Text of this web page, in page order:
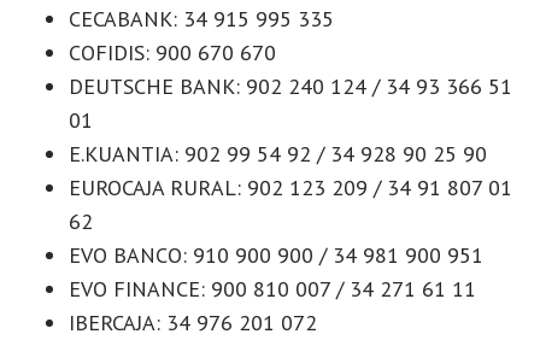
CECABANK: 34 915 995 335
COFIDIS: 900 670 670
DEUTSCHE BANK: 902 240 124 / 34 93 366 51
01
E.KUANTIA: 902 99 54 92 / 34 928 90 25 90
EUROCAJA RURAL: 902 123 209 / 34 91 807 01
62
EVO BANCO: 910 900 900 / 34 981 900 951
EVO FINANCE: 900 810 007 / 34 271 61 11
IBERCAJA: 34 976 201 072